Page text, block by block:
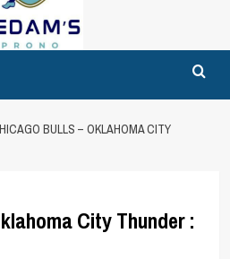
BULLS – OKLAHOMA CITY
City Thunder :